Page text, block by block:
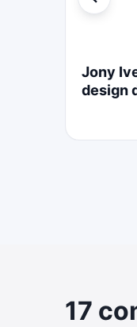
Jony
design
17